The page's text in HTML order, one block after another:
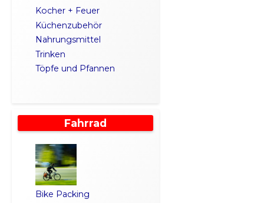
Kocher + Feuer
Küchenzubehör
Nahrungsmittel
Trinken
Töpfe und Pfannen
Fahrrad
Bike Packing